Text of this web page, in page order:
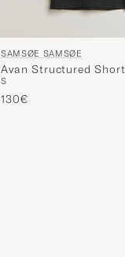
SAMSØE SAMSØE
Avan Structured
S
130€